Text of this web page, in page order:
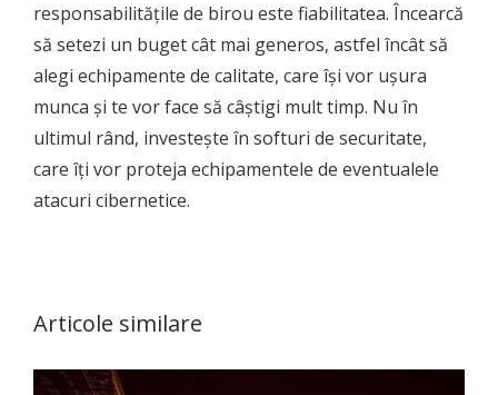
responsabilitățile de birou este fiabilitatea. Încearcă
să setezi un buget cât mai generos, astfel încât să
alegi echipamente de calitate, care își vor ușura
munca și te vor face să câștigi mult timp. Nu în
ultimul rând, investește în softuri de securitate,
care îți vor proteja echipamentele de eventualele
atacuri cibernetice.
Articole similare